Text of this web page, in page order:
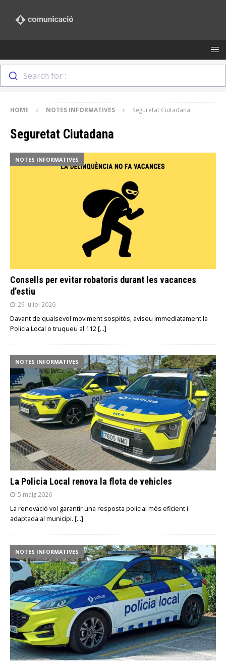
Search for :
HOME NOTES INFORMATIVES Seguretat Ciutadana
Seguretat Ciutadana
NOTES INFORMATIVES
Consells per evitar robatoris durant les vacances
d’estiu
29 juliol 2026
Davant de qualsevol moviment sospitós, aviseu immediatament la
Policia Local o truqueu al 112[…]
NOTES INFORMATIVES
La Policia Local renova la flota de vehicles
5 maig 2026
La renovació vol garantir una resposta policial més eficient i
adaptada al municipi. […]
NOTES INFORMATIVES